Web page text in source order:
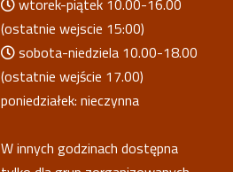
(ostatnie wejscie 15:00)
sobota-niedziela 10.00-18.00
(ostatnie wejście 17.00)
poniedziałek: nieczynna
W innych godzinach dostępna